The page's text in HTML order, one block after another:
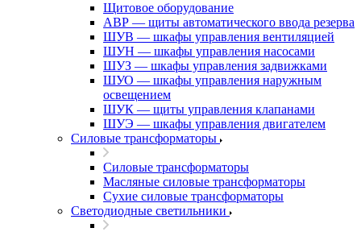
Щитовое оборудование
АВР — щиты автоматического ввода резерва
ШУВ — шкафы управления вентиляцией
ШУН — шкафы управления насосами
ШУЗ — шкафы управления задвижками
ШУО — шкафы управления наружным
освещением
ШУК — щиты управления клапанами
ШУЭ — шкафы управления двигателем
Силовые трансформаторы
Силовые трансформаторы
Масляные силовые трансформаторы
Сухие силовые трансформаторы
Светодиодные светильники